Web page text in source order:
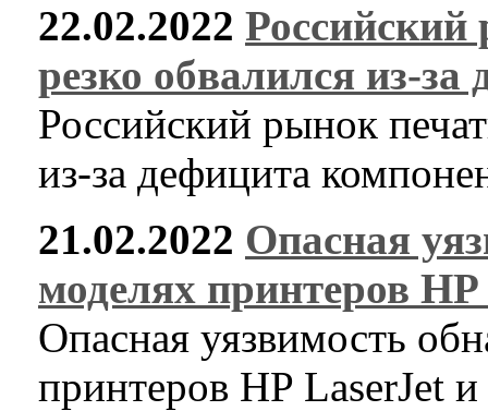
22.02.2022 Российский
резко обвалился из-
Российский рынок
из-за дефицита
21.02.2022 Опасная
моделях принтеров
Опасная уязвимость
принтеров HP LaserJet